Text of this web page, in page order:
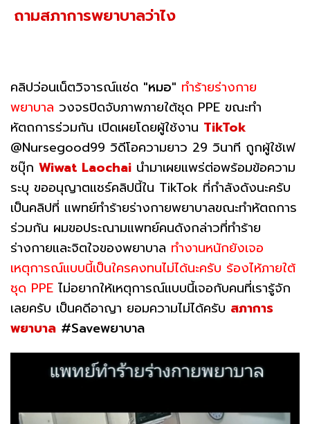
ถามสภาการพยาบาลว่าไง
คลิปว่อนเน็ตวิจารณ์แซ่ด "หมอ" ทำร้ายร่างกาย
พยาบาล วงจรปิดจับภาพภายใต้ชุด PPE ขณะทำ
หัตถการร่วมกัน เปิดเผยโดยผู้ใช้งาน TikTok
@Nursegood99 วิดีโอความยาว 29 วินาที ถูกผู้ใช้เฟ
ซบุ๊ก Wiwat Laochai นำมาเผยแพร่ต่อพร้อมข้อความ
ระบุ ขออนุญาตแชร์คลิปนี้ใน TikTok ที่กำลังดังนะครับ
เป็นคลิปที่ แพทย์ทำร้ายร่างกายพยาบาลขณะทำหัตถการ
ร่วมกัน ผมขอประณามแพทย์คนดังกล่าวที่ทำร้าย
ร่างกายและจิตใจของพยาบาล ทำงานหนักยังเจอ
เหตุการณ์แบบนี้เป็นใครคงทนไม่ได้นะครับ ร้องไห้ภายใต้
ชุด PPE ไม่อยากให้เหตุการณ์แบบนี้เจอกับคนที่เรารู้จัก
เลยครับ เป็นคดีอาญา ยอมความไม่ได้ครับ สภาการ
พยาบาล #Saveพยาบาล